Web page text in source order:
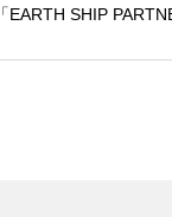
SHIP